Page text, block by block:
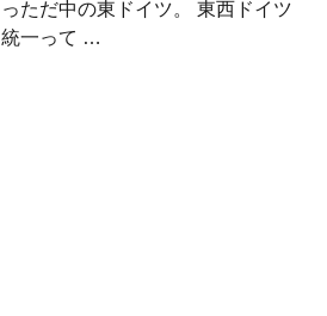
っただ中の東ドイツ。 東西ドイツ
統一って …